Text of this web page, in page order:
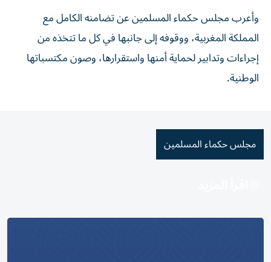
وأعرب مجلس حكماء المسلمين عن تضامنه الكامل مع
المملكة المغربية، ووقوفه إلى جانبها في كل ما تتخذه من
إجراءات وتدابير لحماية أمنها واستقرارها، وصون مكتسباتها
الوطنية.
مجلس حكماء المسلمين